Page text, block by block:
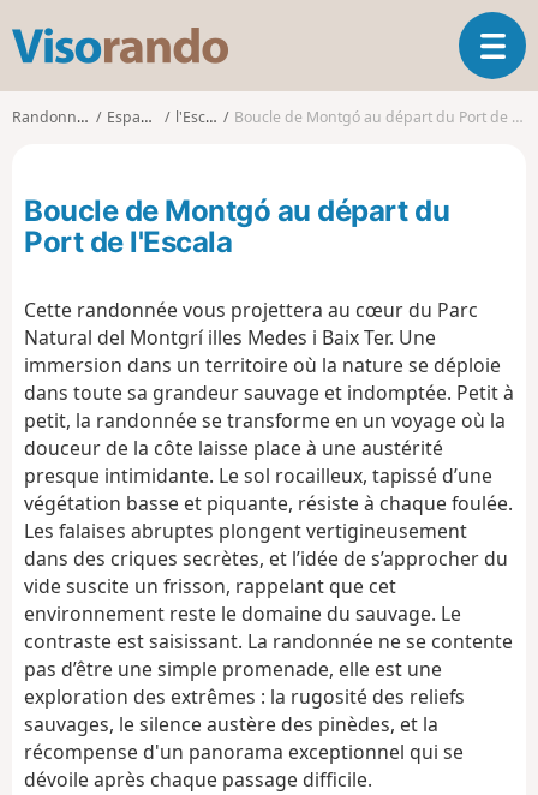
s
o
d
o
O
u
v
g
a
t
i
Randonnées Espagne l'Escala Boucle de Montgó au départ du Port de l'Escala
Boucle de Montgó au départ du
Port de l'Escala
Cette randonnée vous projettera au cœur du Parc
Natural del Montgrí illes Medes i Baix Ter. Une
immersion dans un territoire où la nature se déploie
dans toute sa grandeur sauvage et indomptée. Petit à
petit, la randonnée se transforme en un voyage où la
douceur de la côte laisse place à une austérité
presque intimidante. Le sol rocailleux, tapissé d’une
végétation basse et piquante, résiste à chaque foulée.
Les falaises abruptes plongent vertigineusement
dans des criques secrètes, et l’idée de s’approcher du
vide suscite un frisson, rappelant que cet
environnement reste le domaine du sauvage. Le
contraste est saisissant. La randonnée ne se contente
pas d’être une simple promenade, elle est une
exploration des extrêmes : la rugosité des reliefs
sauvages, le silence austère des pinèdes, et la
récompense d'un panorama exceptionnel qui se
dévoile après chaque passage difficile.